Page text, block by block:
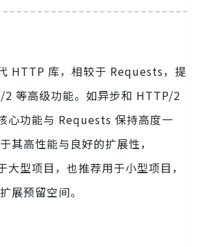
HTTP 库，相较于 Requests，提
等高级功能。如异步和 HTTP/2
心功能与 Requests 保持高度一
其高性能与良好的扩展性，
型项目，也推荐用于小型项目，
展预留空间。